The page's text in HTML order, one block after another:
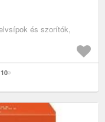
és szorítók,